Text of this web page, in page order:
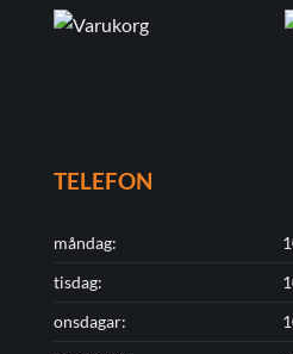
TELEFON
måndag:
tisdag:
onsdagar: